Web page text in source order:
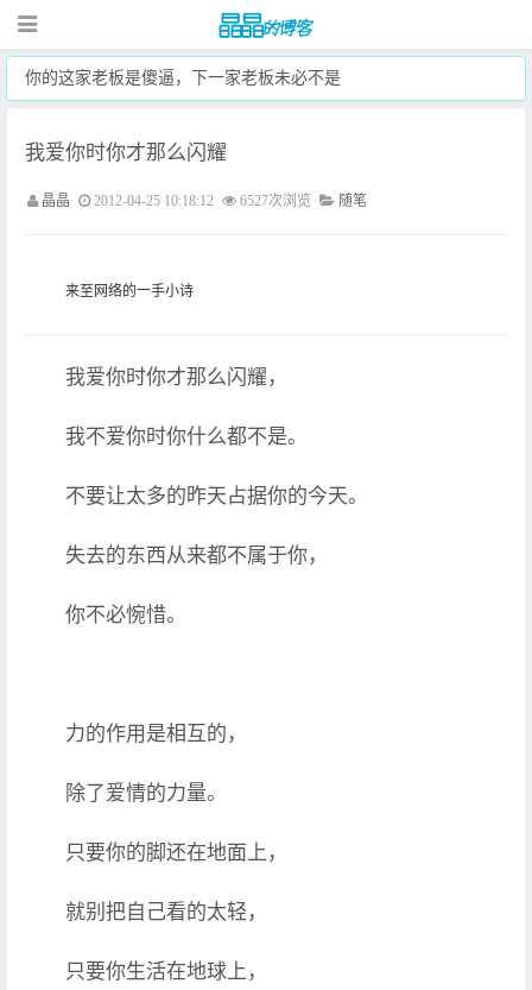
你的这家老板是傻逼，下一家老板未必不是
我爱你时你才那么闪耀
晶晶 2012-04-25 10:18:12 6527次浏览 随笔
来至网络的一手小诗
我爱你时你才那么闪耀，
我不爱你时你什么都不是。
不要让太多的昨天占据你的今天。
失去的东西从来都不属于你，
你不必惋惜。
力的作用是相互的，
除了爱情的力量。
只要你的脚还在地面上，
就别把自己看的太轻，
只要你生活在地球上，